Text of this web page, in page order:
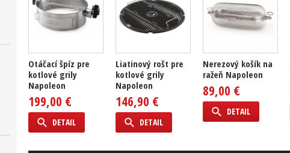
Otáčací špíz pre
kotlové grily
Napoleon
199,00 €
DETAIL
Liatinový rošt pre
kotlové grily
Napoleon
146,90 €
DETAIL
Nerezový košík na
ražeň Napoleon
89,00 €
DETAIL